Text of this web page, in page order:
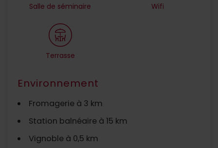
Salle de séminaire Wifi
Terrasse
Environnement
Fromagerie à 3 km
Station balnéaire à 15 km
Vignoble à 0,5 km